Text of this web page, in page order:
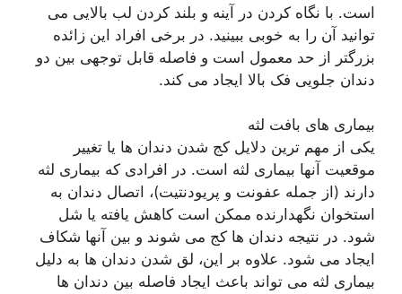
است. با نگاه کردن در آینه و بلند کردن لب بالایی می
توانید آن را به خوبی ببینید. در برخی افراد این زائده
بزرگتر از حد معمول است و فاصله قابل توجهی بین دو
دندان جلویی فک بالا ایجاد می کند.
بیماری های بافت لثه
یکی از مهم ترین دلایل کج شدن دندان ها یا تغییر
موقعیت آنها بیماری لثه است. در افرادی که بیماری لثه
دارند (از جمله عفونت و پریودنتیت)، اتصال دندان به
استخوان نگهدارنده ممکن است کاهش یافته یا شل
شود. در نتیجه دندان ها کج می شوند و بین آنها شکاف
ایجاد می شود. علاوه بر این، لق شدن دندان ها به دلیل
بیماری لثه می تواند باعث ایجاد فاصله بین دندان ها